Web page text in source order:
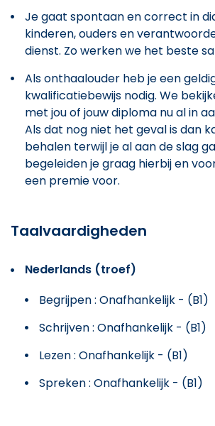
Je gaat spontaan en correct in
kinderen, ouders en
dienst. Zo werken we het beste
Als onthaalouder heb je een
kwalificatiebewijs nodig. We
met jou of jouw diploma nu al in
Als dat nog niet het geval is dan
behalen terwijl je al aan de slag
begeleiden je graag hierbij en
een premie voor.
Taalvaardigheden
Nederlands (troef)
Begrijpen : Onafhankelijk - (B1)
Schrijven : Onafhankelijk - (B1)
Lezen : Onafhankelijk - (B1)
Spreken : Onafhankelijk - (B1)